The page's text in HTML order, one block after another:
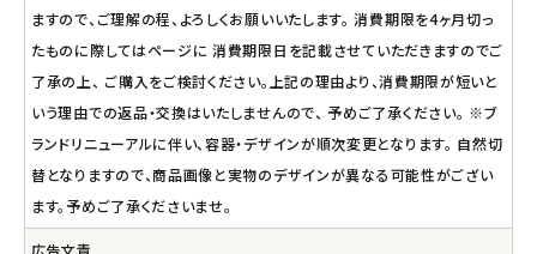
ますので、ご理解の程、よろしくお願いいたします。 消費期限を4ヶ月切っ
たものに際してはページに 消費期限日を記載させていただきますのでご
了承の上、 ご購入をご検討ください。上記の理由より、消費期限が短いと
いう理由での返品・交換はいたしませんので、 予めご了承ください。 ※ブ
ランドリニューアルに伴い、容器・デザインが順次変更となります。 自然切
替となりますので、商品画像と実物のデザインが異なる可能性がござい
ます。予めご了承くださいませ。
広告文責